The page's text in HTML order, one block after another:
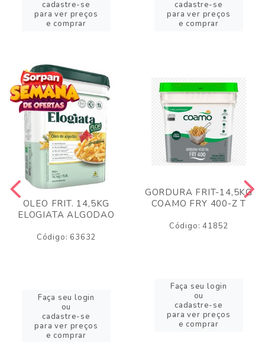
cadastre-se
para ver preços
e comprar
cadastre-se
para ver preços
e comprar
OLEO FRIT. 14,5KG
ELOGIATA ALGODAO
Código: 63632
Faça seu login
ou
cadastre-se
para ver preços
e comprar
GORDURA FRIT-14,5KG
COAMO FRY 400-Z T
Código: 41852
Faça seu login
ou
cadastre-se
para ver preços
e comprar